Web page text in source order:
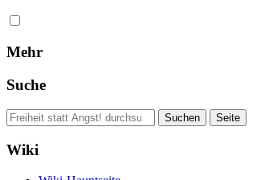
Mehr
Suche
Wiki